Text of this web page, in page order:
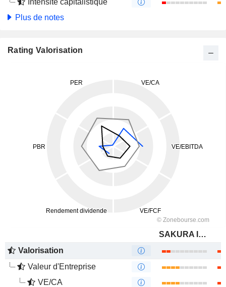
Intensité capitalistique
Plus de notes
Rating Valorisation
SAKURA Internet Inc.
Valorisation
Valeur d'Entreprise
VE/CA